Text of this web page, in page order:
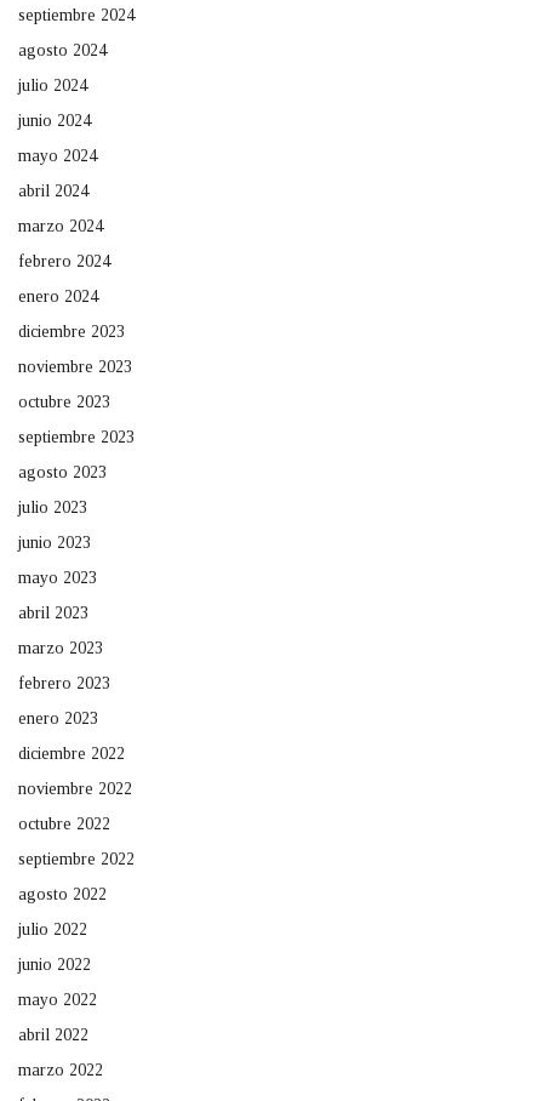
septiembre 2024
agosto 2024
julio 2024
junio 2024
mayo 2024
abril 2024
marzo 2024
febrero 2024
enero 2024
diciembre 2023
noviembre 2023
octubre 2023
septiembre 2023
agosto 2023
julio 2023
junio 2023
mayo 2023
abril 2023
marzo 2023
febrero 2023
enero 2023
diciembre 2022
noviembre 2022
octubre 2022
septiembre 2022
agosto 2022
julio 2022
junio 2022
mayo 2022
abril 2022
marzo 2022